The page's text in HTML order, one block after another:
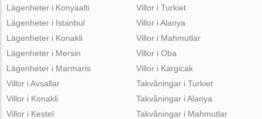
Lägenheter i Konyaalti
Lägenheter i Istanbul
Lägenheter i Konakli
Lägenheter i Mersin
Lägenheter i Marmaris
Villor i Turkiet
Villor i Alanya
Villor i Mahmutlar
Villor i Oba
Villor i Kargicak
Villor i Avsallar
Villor i Konakli
Villor i Kestel
Takvåningar i Turkiet
Takvåningar i Alanya
Takvåningar i Mahmutlar